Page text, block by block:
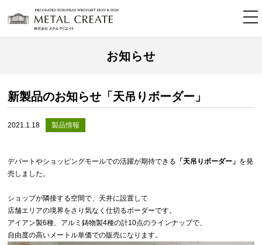
お知らせ
新製品のお知らせ「天吊りボーダー」
2021.1.18 製品情報
デパートやショッピングモールでの活躍が期待できる 「天吊りボーダー」 を発
売しました。
ショップが隣接する空間で、天井に設置して
店舗エリアの境界をさり気なく仕切るボーダーです。
アイアン製6種、アルミ鋳物製4種の計10点のラインナップで、
自由度の高いメートル単価での販売になります。